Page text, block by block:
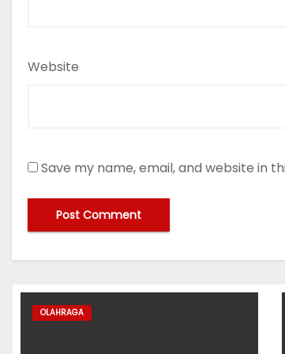
Website
Save my name, email, and website in
OLAHRAGA